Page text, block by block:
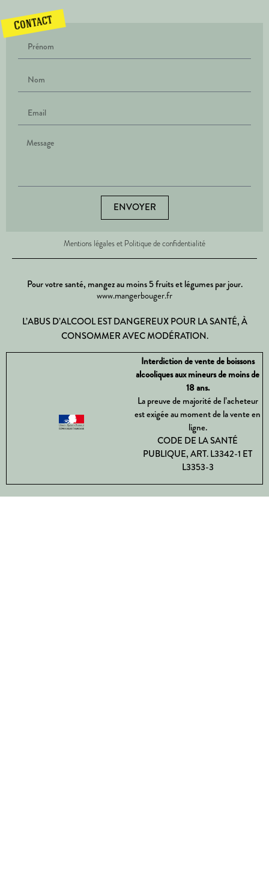
Contact
ENVOYER
Mentions légales et Politique de confidentialité
Pour votre santé, mangez au moins 5 fruits et légumes par jour.
www.mangerbouger.fr
L’ABUS D’ALCOOL EST DANGEREUX POUR LA SANTÉ, À
CONSOMMER AVEC MODÉRATION.
Interdiction de vente de boissons
alcooliques aux mineurs de moins de
18 ans.
La preuve de majorité de l’acheteur
est exigée au moment de la vente en
ligne.
CODE DE LA SANTÉ
PUBLIQUE, ART. L3342-1 ET
L3353-3